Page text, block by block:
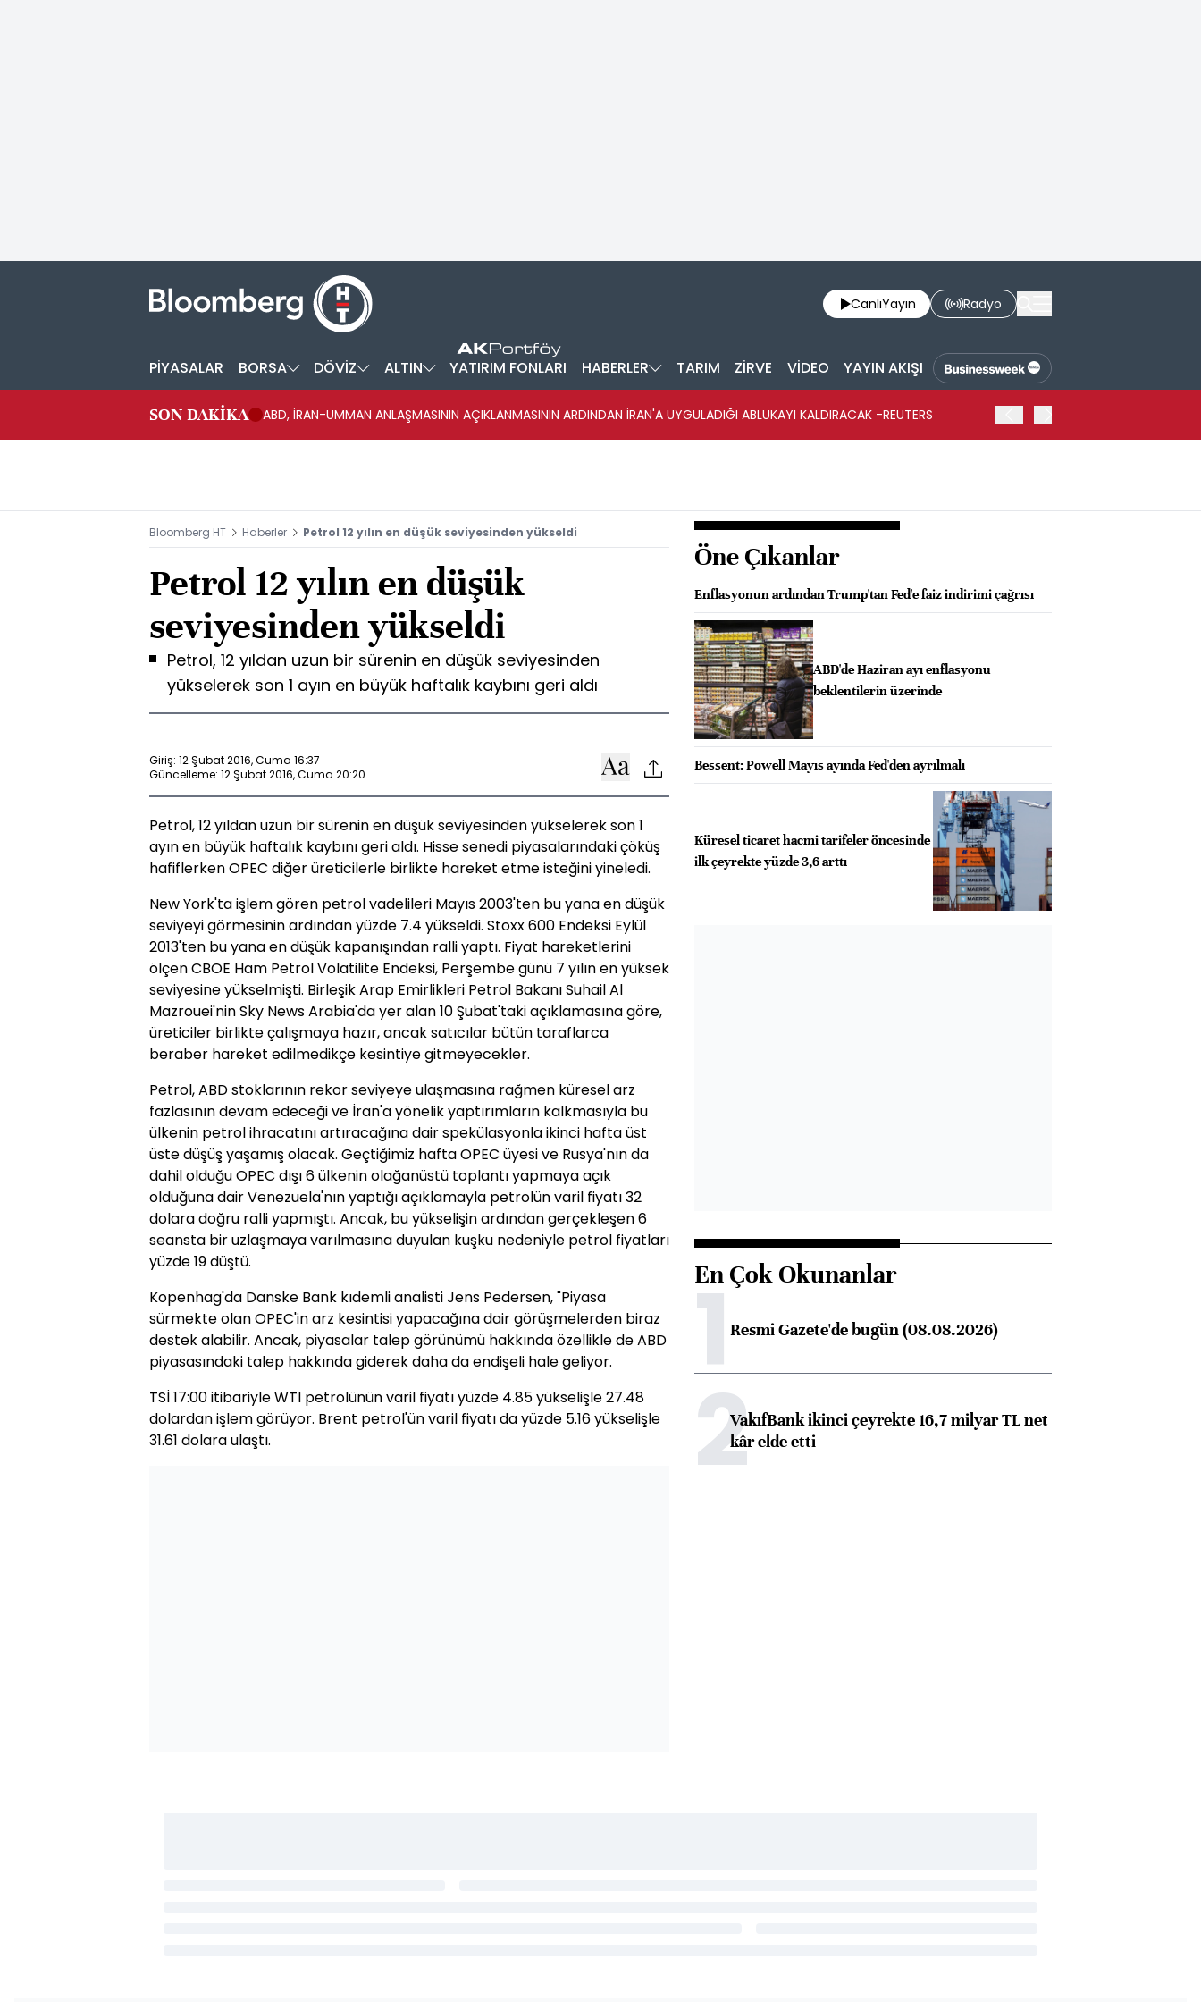
CanlıYayın Radyo
PİYASALAR BORSA DÖVİZ ALTIN YATIRIM FONLARI HABERLER TARIM ZİRVE VİDEO YAYIN AKIŞI
SON DAKİKA ABD, İRAN-UMMAN ANLAŞMASININ AÇIKLANMASININ ARDINDAN İRAN'A UYGULADIĞI ABLUKAYI KALDIRACAK -REUTERS
Bloomberg HT Haberler Petrol 12 yılın en düşük seviyesinden yükseldi
Petrol 12 yılın en düşük
seviyesinden yükseldi
Petrol, 12 yıldan uzun bir sürenin en düşük seviyesinden
yükselerek son 1 ayın en büyük haftalık kaybını geri aldı
Giriş: 12 Şubat 2016, Cuma 16:37
Güncelleme: 12 Şubat 2016, Cuma 20:20
Petrol, 12 yıldan uzun bir sürenin en düşük seviyesinden yükselerek son 1
ayın en büyük haftalık kaybını geri aldı. Hisse senedi piyasalarındaki çöküş
hafiflerken OPEC diğer üreticilerle birlikte hareket etme isteğini yineledi.
New York'ta işlem gören petrol vadelileri Mayıs 2003'ten bu yana en düşük
seviyeyi görmesinin ardından yüzde 7.4 yükseldi. Stoxx 600 Endeksi Eylül
2013'ten bu yana en düşük kapanışından ralli yaptı. Fiyat hareketlerini
ölçen CBOE Ham Petrol Volatilite Endeksi, Perşembe günü 7 yılın en yüksek
seviyesine yükselmişti. Birleşik Arap Emirlikleri Petrol Bakanı Suhail Al
Mazrouei'nin Sky News Arabia'da yer alan 10 Şubat'taki açıklamasına göre,
üreticiler birlikte çalışmaya hazır, ancak satıcılar bütün taraflarca
beraber hareket edilmedikçe kesintiye gitmeyecekler.
Petrol, ABD stoklarının rekor seviyeye ulaşmasına rağmen küresel arz
fazlasının devam edeceği ve İran'a yönelik yaptırımların kalkmasıyla bu
ülkenin petrol ihracatını artıracağına dair spekülasyonla ikinci hafta üst
üste düşüş yaşamış olacak. Geçtiğimiz hafta OPEC üyesi ve Rusya'nın da
dahil olduğu OPEC dışı 6 ülkenin olağanüstü toplantı yapmaya açık
olduğuna dair Venezuela'nın yaptığı açıklamayla petrolün varil fiyatı 32
dolara doğru ralli yapmıştı. Ancak, bu yükselişin ardından gerçekleşen 6
seansta bir uzlaşmaya varılmasına duyulan kuşku nedeniyle petrol fiyatları
yüzde 19 düştü.
Kopenhag'da Danske Bank kıdemli analisti Jens Pedersen, "Piyasa
sürmekte olan OPEC'in arz kesintisi yapacağına dair görüşmelerden biraz
destek alabilir. Ancak, piyasalar talep görünümü hakkında özellikle de ABD
piyasasındaki talep hakkında giderek daha da endişeli hale geliyor.
TSİ 17:00 itibariyle WTI petrolünün varil fiyatı yüzde 4.85 yükselişle 27.48
dolardan işlem görüyor. Brent petrol'ün varil fiyatı da yüzde 5.16 yükselişle
31.61 dolara ulaştı.
Öne Çıkanlar
Enflasyonun ardından Trump'tan Fed'e faiz indirimi çağrısı
ABD'de Haziran ayı enflasyonu
beklentilerin üzerinde
Bessent: Powell Mayıs ayında Fed'den ayrılmalı
Küresel ticaret hacmi tarifeler öncesinde
ilk çeyrekte yüzde 3,6 arttı
En Çok Okunanlar
1Resmi Gazete'de bugün (08.08.2026)
2VakıfBank ikinci çeyrekte 16,7 milyar TL net
kâr elde etti